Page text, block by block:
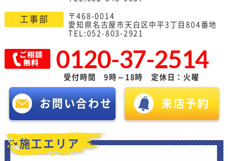
工事部
〒468-0014
愛知県名古屋市天白区中平3丁目804番地
TEL:052-803-2921
0120-37-2514
受付時間 9時～18時 定休日：火曜
お問い合わせ 来店予約
施工エリア